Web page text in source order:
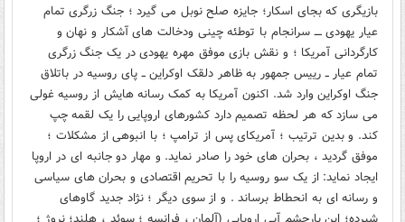
بازیگری که بجای اسکار؛ جایزه صلح نوبل می گیرد ؛ جنگ زرگری تمام
عیار یهودی ــــ سرانجام با توطئه چینی ودخالت های آشکار و نهان و
کارگردانی آمریکا ؛ و نقش بازی موفق مهره یهودی در یک جنگ زرگری
تمام عیار ــ رییس جمهور به ظاهر دلقک اوکراین ــ پای روسیه در باتلاق
جنگ اوکراین وارد شد. اکنون آمریکا به کمک رسانه هایش از روسیه غولی
می سازد که هر لحظه تصمیم دارد کشورهای اروپایی را یک لقمه چپ
کند. و بدین ترتیب ؛ آمریکای پس از ترامپ ؛ با انبوهی از مشکلات ؛
موفق گردید ، بحران های خود را صادر نماید. و مهار دو جانبه ای در اروپا
ایجاد نماید: از یک سو روسیه را با تحریم اقتصادی و بحران های سیاسی
و رسانه ای به انحطاط برساند . و از سوی دیگر ؛ نژاد جدید گاوهای